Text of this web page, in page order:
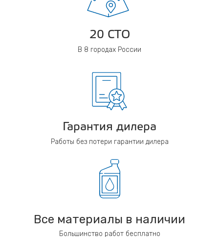
20 СТО
В 8 городах России
Гарантия дилера
Работы без потери гарантии дилера
Все материалы в наличии
Большинство работ бесплатно